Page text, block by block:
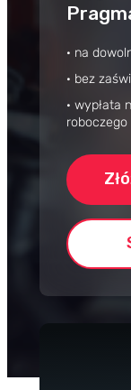
· na
· bez
· wypłata
roboczego